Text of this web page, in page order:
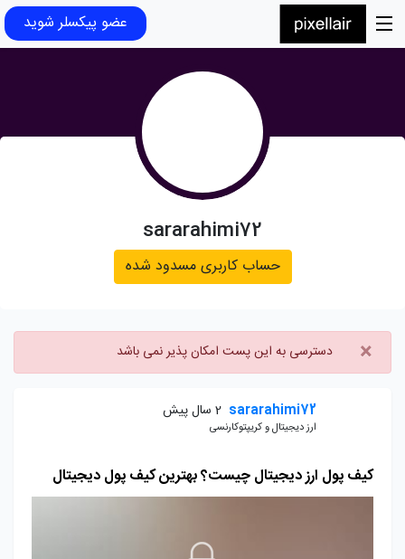
عضو پیکسلر شوید
sararahimi72
حساب کاربری مسدود شده
× دسترسی به این پست امکان پذیر نمی باشد
sararahimi72 2 سال پیش
ارز دیجیتال و کریپتوکارنسی
کیف پول ارز دیجیتال چیست؟ بهترین کیف پول دیجیتال